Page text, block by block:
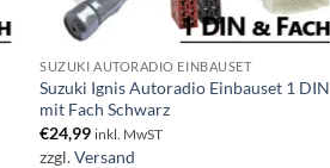
SUZUKI AUTORADIO EINBAUSET
Suzuki Ignis Autoradio Einbauset 1 DIN
mit Fach Schwarz
€24,99 inkl. MwST
zzgl.Versand